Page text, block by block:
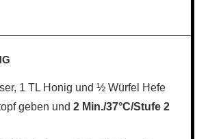
1 TL Honig und ½ Würfel Hefe
geben und 2 Min./37°C/Stufe 2